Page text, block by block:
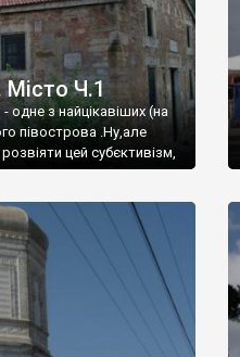
Ч.1
одне з найцікавіших (на
півострова .Ну,але
цей субєктивізм,